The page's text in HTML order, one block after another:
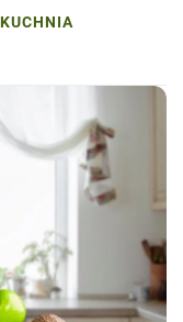
KUCHNIA